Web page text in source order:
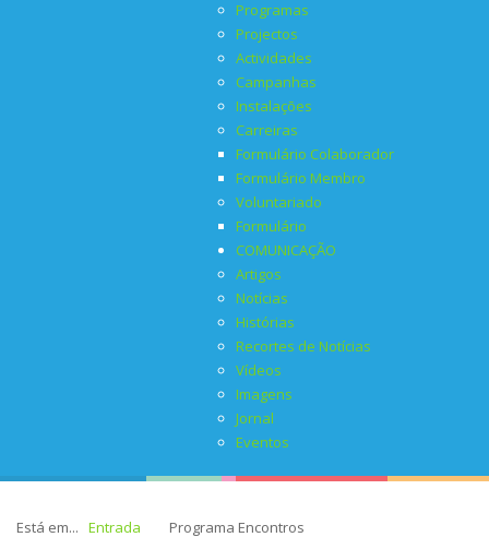
Programas
Projectos
Actividades
Campanhas
Instalações
Carreiras
Formulário Colaborador
Formulário Membro
Voluntariado
Formulário
COMUNICAÇÃO
Artigos
Notícias
Histórias
Recortes de Notícias
Vídeos
Imagens
Jornal
Eventos
Está em... Entrada Programa Encontros